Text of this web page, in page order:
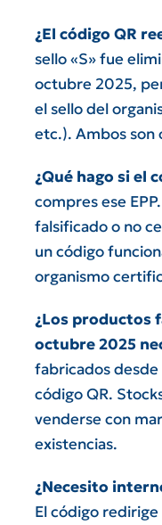
¿El código QR
sello «S» fue
octubre 2025,
el sello del
etc.). Ambos son
¿Qué hago si el
compres ese
falsificado o no
un código
organismo
¿Los productos
octubre 2025
fabricados
código QR.
venderse con
existencias.
¿Necesito
El código